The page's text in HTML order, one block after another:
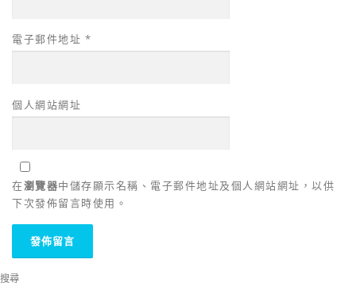
電子郵件地址 *
個人網站網址
在瀏覽器中儲存顯示名稱、電子郵件地址及個人網站網址，以供
下次發佈留言時使用。
搜尋